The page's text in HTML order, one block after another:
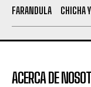
FARANDULA
CHICHA
ACERCA DE